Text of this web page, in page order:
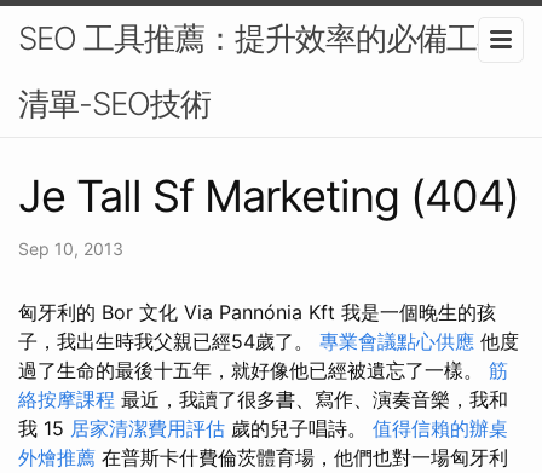
SEO 工具推薦：提升效率的必備工具
清單-SEO技術
Je Tall Sf Marketing (404)
Sep 10, 2013
匈牙利的 Bor 文化 Via Pannónia Kft 我是一個晚生的孩
子，我出生時我父親已經54歲了。 專業會議點心供應 他度
過了生命的最後十五年，就好像他已經被遺忘了一樣。 筋
絡按摩課程 最近，我讀了很多書、寫作、演奏音樂，我和
我 15 居家清潔費用評估 歲的兒子唱詩。 值得信賴的辦桌
外燴推薦 在普斯卡什費倫茨體育場，他們也對一場匈牙利